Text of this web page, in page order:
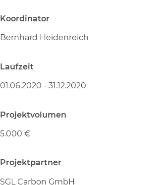
Koordinator
Bernhard Heidenreich
Laufzeit
01.06.2020 - 31.12.2020
Projektvolumen
5.000 €
Projektpartner
SGL Carbon GmbH